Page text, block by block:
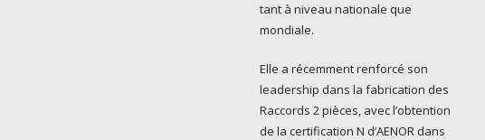
tant à niveau nationale que
mondiale.
Elle a récemment renforcé son
leadership dans la fabrication des
Raccords 2 pièces, avec l’obtention
de la certification N d’AENOR dans